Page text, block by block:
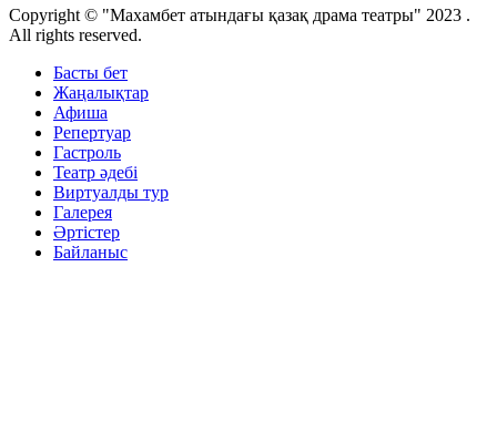
Copyright © "Махамбет атындағы қазақ драма театры" 2023 .
All rights reserved.
Басты бет
Жаңалықтар
Афиша
Репертуар
Гастроль
Театр әдебі
Виртуалды тур
Галерея
Әртістер
Байланыс